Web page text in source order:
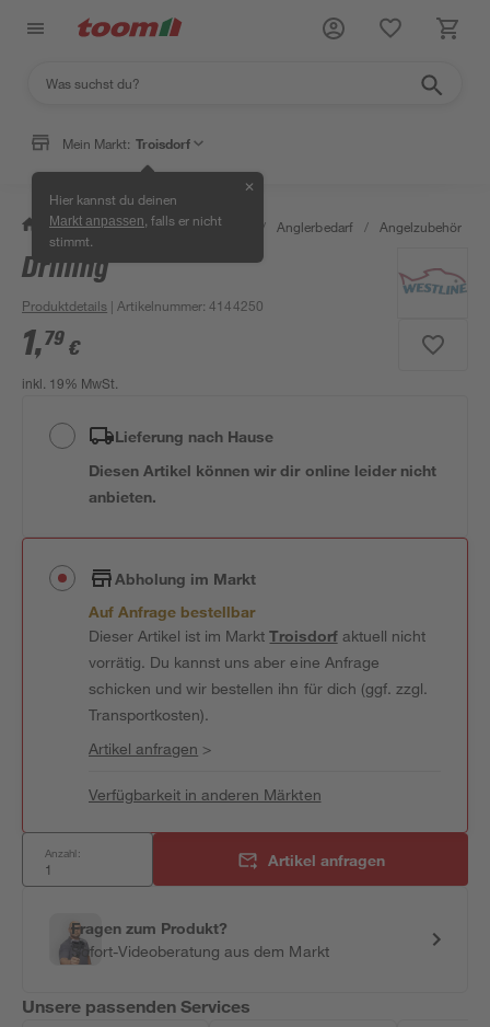
Mein Markt: Troisdorf
Hier kannst du deinen
Markt anpassen , falls er nicht
stimmt.
✕
/ Garten & Freizeit / Tierbedarf / Anglerbedarf / Angelzubehör
Drilling
Produktdetails | Artikelnummer:4144250
1,79 €
inkl. 19% MwSt.
Lieferung nach Hause
Diesen Artikel können wir dir online leider nicht
anbieten.
Abholung im Markt
Auf Anfrage bestellbar
Dieser Artikel ist im MarktTroisdorfaktuell nicht
vorrätig. Du kannst uns aber eine Anfrage
schicken und wir bestellen ihn für dich (ggf. zzgl.
Transportkosten).
Artikel anfragen >
Verfügbarkeit in anderen Märkten
Anzahl: Artikel anfragen
Fragen zum Produkt?
Sofort-Videoberatung aus dem Markt
Unsere passenden Services